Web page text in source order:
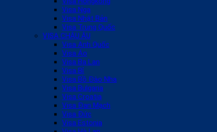
Visa Nga
Visa Nhật Bản
Visa Trung Quốc
VISA CHÂU ÂU
Visa Anh Quốc
Visa Áo
Visa Ba Lan
Visa Bỉ
Visa Bồ Đào Nha
Visa Bulgaria
Visa Croatia
Visa Đan Mạch
Visa Đức
Visa Estonia